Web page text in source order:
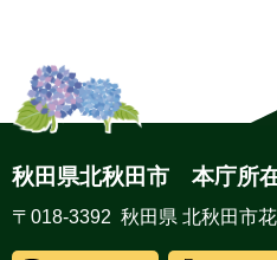
秋田県北秋田市 本庁所
〒018-3392 秋田県 北秋田市